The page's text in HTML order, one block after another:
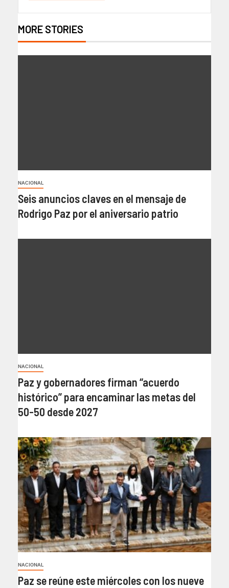
MORE STORIES
NACIONAL
Seis anuncios claves en el mensaje de
Rodrigo Paz por el aniversario patrio
NACIONAL
Paz y gobernadores firman “acuerdo
histórico” para encaminar las metas del
50-50 desde 2027
NACIONAL
Paz se reúne este miércoles con los nueve